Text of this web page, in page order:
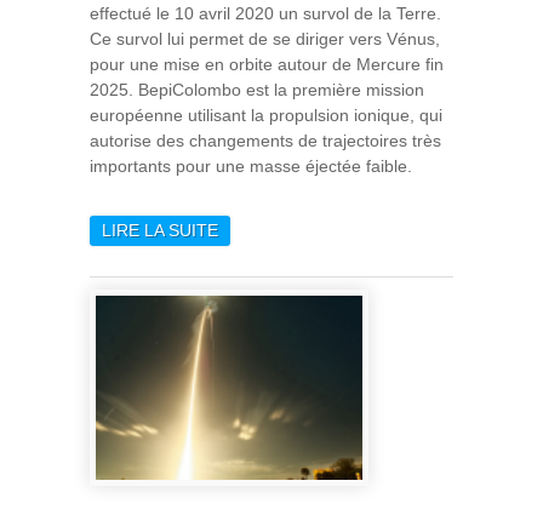
effectué le 10 avril 2020 un survol de la Terre.
Ce survol lui permet de se diriger vers Vénus,
pour une mise en orbite autour de Mercure fin
2025. BepiColombo est la première mission
européenne utilisant la propulsion ionique, qui
autorise des changements de trajectoires très
importants pour une masse éjectée faible.
LIRE LA SUITEDE BEPICOLOMBO A
ROUTE VERS MERCURE